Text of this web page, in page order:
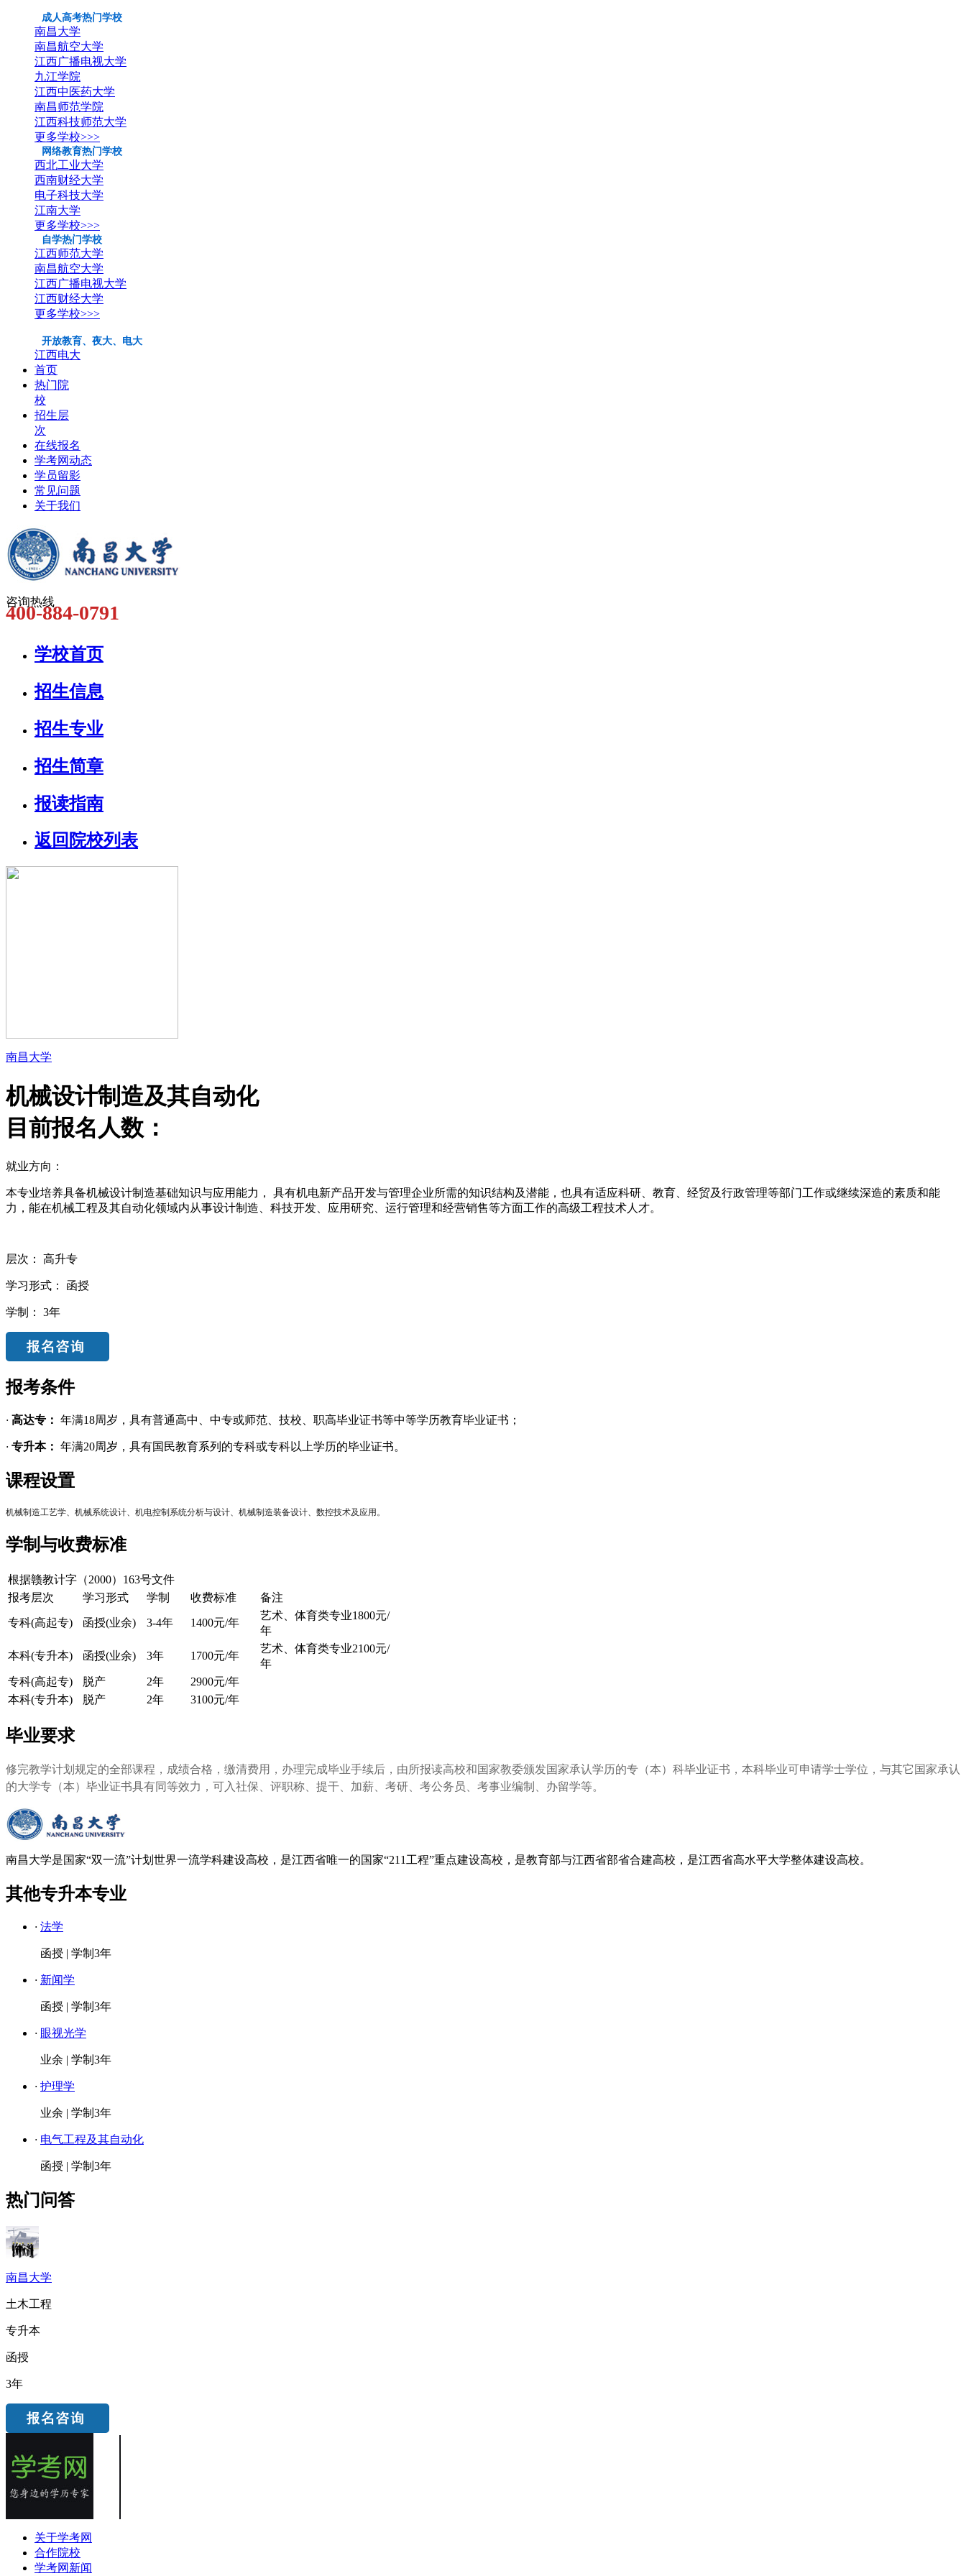
成人高考热门学校
南昌大学
南昌航空大学
江西广播电视大学
九江学院
江西中医药大学
南昌师范学院
江西科技师范大学
更多学校>>>
网络教育热门学校
西北工业大学
西南财经大学
电子科技大学
江南大学
更多学校>>>
自学热门学校
江西师范大学
南昌航空大学
江西广播电视大学
江西财经大学
更多学校>>>
开放教育、夜大、电大
江西电大
首页
热门院
校
招生层
次
在线报名
学考网动态
学员留影
常见问题
关于我们
咨询热线
400-884-0791
学校首页
招生信息
招生专业
招生简章
报读指南
返回院校列表
南昌大学
机械设计制造及其自动化
目前报名人数：
就业方向：
本专业培养具备机械设计制造基础知识与应用能力， 具有机电新产品开发与管理企业所需的知识结构及潜能，也具有适应科研、教育、经贸及行政管理等部门工作或继续深造的素质和能
力，能在机械工程及其自动化领域内从事设计制造、科技开发、应用研究、运行管理和经营销售等方面工作的高级工程技术人才。
层次： 高升专
学习形式： 函授
学制： 3年
报考条件
· 高达专： 年满18周岁，具有普通高中、中专或师范、技校、职高毕业证书等中等学历教育毕业证书；
· 专升本： 年满20周岁，具有国民教育系列的专科或专科以上学历的毕业证书。
课程设置
机械制造工艺学、机械系统设计、机电控制系统分析与设计、机械制造装备设计、数控技术及应用。
学制与收费标准
根据赣教计字（2000）163号文件
报考层次
学习形式 学制 收费标准 备注
专科(高起专) 函授(业余) 3-4年 1400元/年
艺术、体育类专业1800元/
年
本科(专升本) 函授(业余) 3年 1700元/年
艺术、体育类专业2100元/
年
专科(高起专)
脱产 2年
2900元/年
本科(专升本)
脱产 2年 3100元/年
毕业要求
修完教学计划规定的全部课程，成绩合格，缴清费用，办理完成毕业手续后，由所报读高校和国家教委颁发国家承认学历的专（本）科毕业证书，本科毕业可申请学士学位，与其它国家承认
的大学专（本）毕业证书具有同等效力，可入社保、评职称、提干、加薪、考研、考公务员、考事业编制、办留学等。
南昌大学是国家“双一流”计划世界一流学科建设高校，是江西省唯一的国家“211工程”重点建设高校，是教育部与江西省部省合建高校，是江西省高水平大学整体建设高校。
其他专升本专业
· 法学
函授 | 学制3年
· 新闻学
函授 | 学制3年
· 眼视光学
业余 | 学制3年
· 护理学
业余 | 学制3年
· 电气工程及其自动化
函授 | 学制3年
热门问答
南昌大学
土木工程
专升本
函授
3年
关于学考网
合作院校
学考网新闻